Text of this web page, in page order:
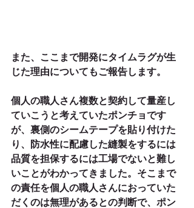
また、ここまで開発にタイムラグが生
じた理由についてもご報告します。
個人の職人さん複数と契約して量産し
ていこうと考えていたポンチョです
が、裏側のシームテープを貼り付けた
り、防水性に配慮した縫製をするには
品質を担保するには工場でないと難し
いことがわかってきました。そこまで
の責任を個人の職人さんにおっていた
だくのは無理があるとの判断で、ポン